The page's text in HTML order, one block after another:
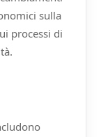
sulla
processi di